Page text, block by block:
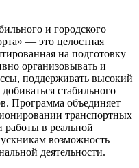
и городского
— это целостная
на подготовку
организовывать и
поддерживать высокий
стабильного
Программа объединяет
транспортных
в реальной
возможность
деятельности.